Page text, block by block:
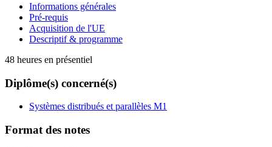
Informations générales
Pré-requis
Acquisition de l'UE
Descriptif & programme
48 heures en présentiel
Diplôme(s) concerné(s)
Systèmes distribués et parallèles M1
Format des notes